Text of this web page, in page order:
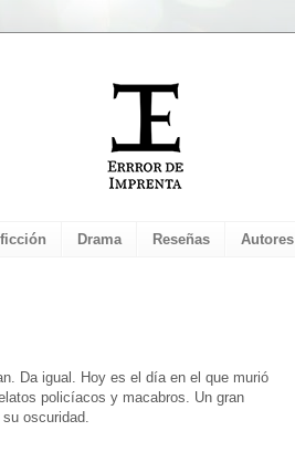
Drama Reseñas Autores
Da igual. Hoy es el día en el que murió
policíacos y macabros. Un gran
oscuridad.